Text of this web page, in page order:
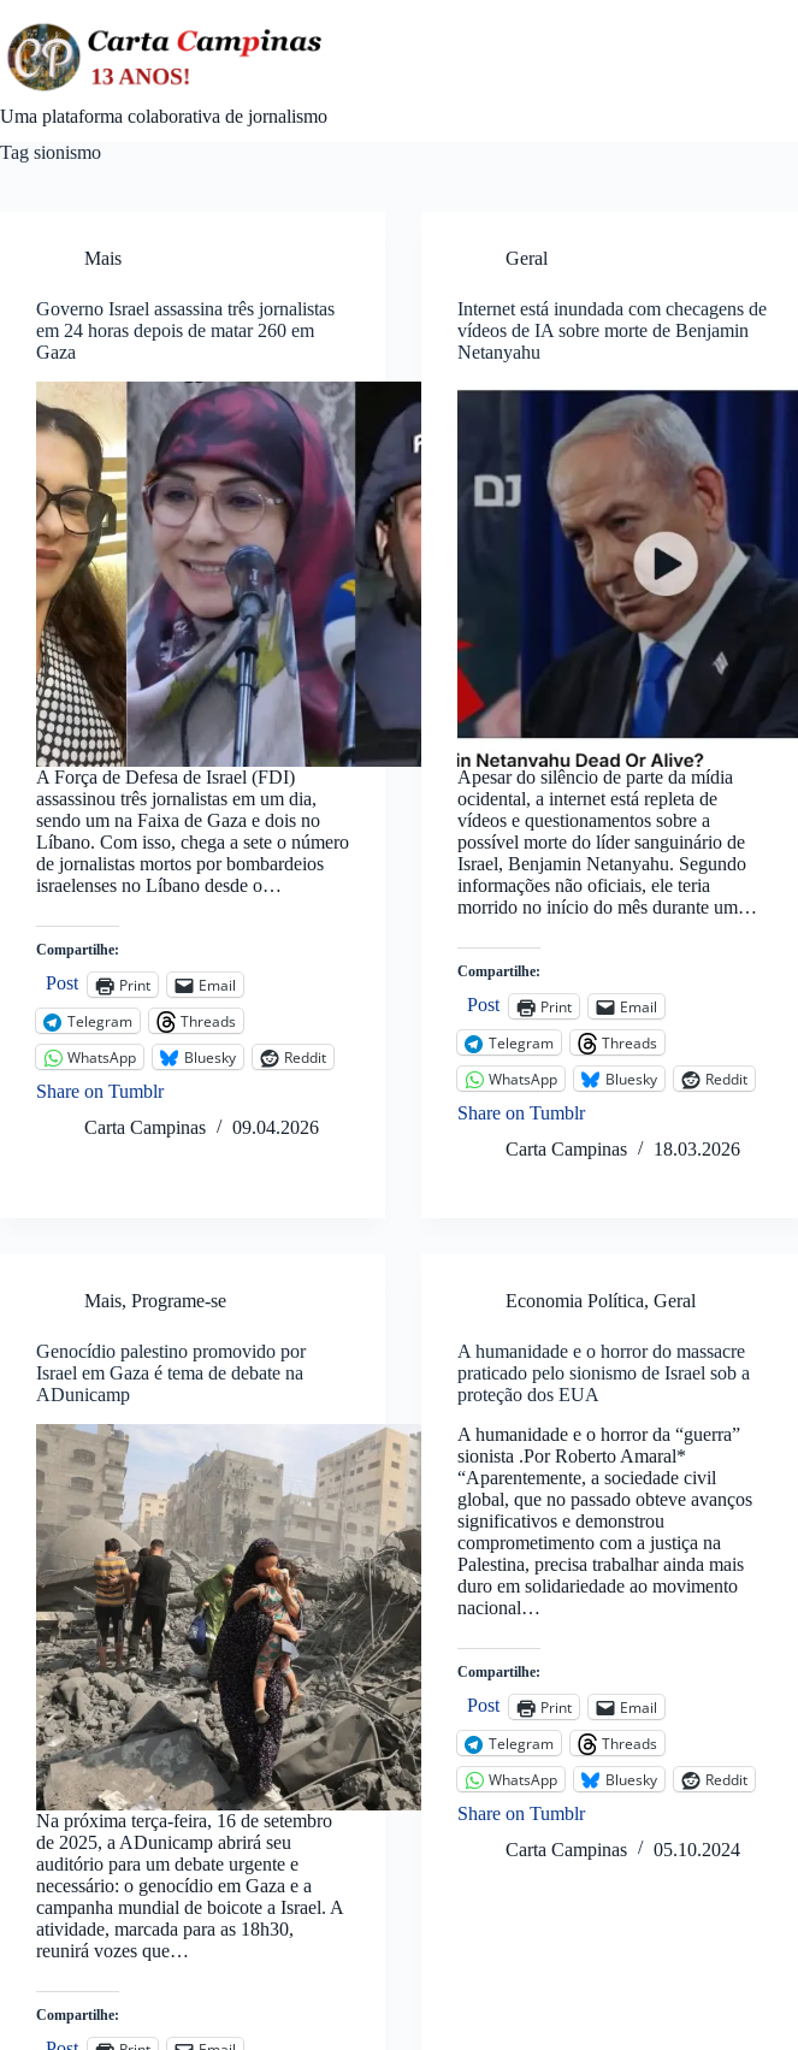
content
Uma plataforma colaborativa de jornalismo
Tag sionismo
Mais
Governo Israel assassina três jornalistas
em 24 horas depois de matar 260 em
Gaza
A Força de Defesa de Israel (FDI)
assassinou três jornalistas em um dia,
sendo um na Faixa de Gaza e dois no
Líbano. Com isso, chega a sete o número
de jornalistas mortos por bombardeios
israelenses no Líbano desde o…
Compartilhe:
Post Print
Email
Telegram
Threads
WhatsApp
Bluesky
Reddit
Share on Tumblr
Carta Campinas
09.04.2026
Geral
Internet está inundada com checagens de
vídeos de IA sobre morte de Benjamin
Netanyahu
Apesar do silêncio de parte da mídia
ocidental, a internet está repleta de
vídeos e questionamentos sobre a
possível morte do líder sanguinário de
Israel, Benjamin Netanyahu. Segundo
informações não oficiais, ele teria
morrido no início do mês durante um…
Compartilhe:
Post Print
Email
Telegram
Threads
WhatsApp
Bluesky
Reddit
Share on Tumblr
Carta Campinas
18.03.2026
Mais, Programe-se
Genocídio palestino promovido por
Israel em Gaza é tema de debate na
ADunicamp
Na próxima terça-feira, 16 de setembro
de 2025, a ADunicamp abrirá seu
auditório para um debate urgente e
necessário: o genocídio em Gaza e a
campanha mundial de boicote a Israel. A
atividade, marcada para as 18h30,
reunirá vozes que…
Compartilhe:
Economia Política,Geral
A humanidade e o horror do massacre
praticado pelo sionismo de Israel sob a
proteção dos EUA
A humanidade e o horror da “guerra”
sionista .Por Roberto Amaral*
“Aparentemente, a sociedade civil
global, que no passado obteve avanços
significativos e demonstrou
comprometimento com a justiça na
Palestina, precisa trabalhar ainda mais
duro em solidariedade ao movimento
nacional…
Compartilhe:
Post Print
Email
Telegram
Threads
WhatsApp
Bluesky
Reddit
Share on Tumblr
Carta Campinas
05.10.2024